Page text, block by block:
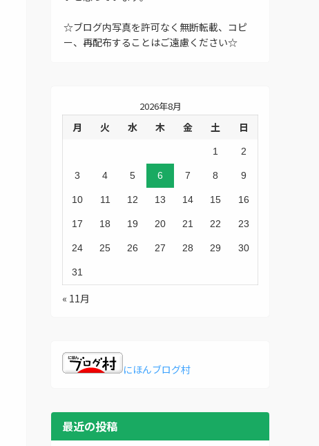
☆ブログ内写真を許可なく無断転載、コピ
ー、再配布することはご遠慮ください☆
2026年8月
月 火 水 木 金 土 日
1 2
3 4 5 6 7 8 9
10 11 12 13 14 15 16
17 18 19 20 21 22 23
24 25 26 27 28 29 30
31
« 11月
にほんブログ村
最近の投稿